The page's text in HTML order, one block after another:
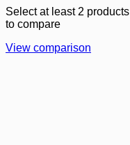
Select at least 2 products
to compare
View comparison